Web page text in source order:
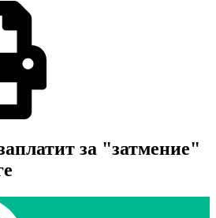
за "затмение"